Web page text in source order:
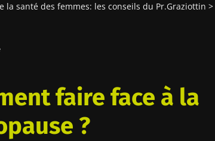
la santé des femmes: les conseils du Pr.Graziottin
faire face à la
?